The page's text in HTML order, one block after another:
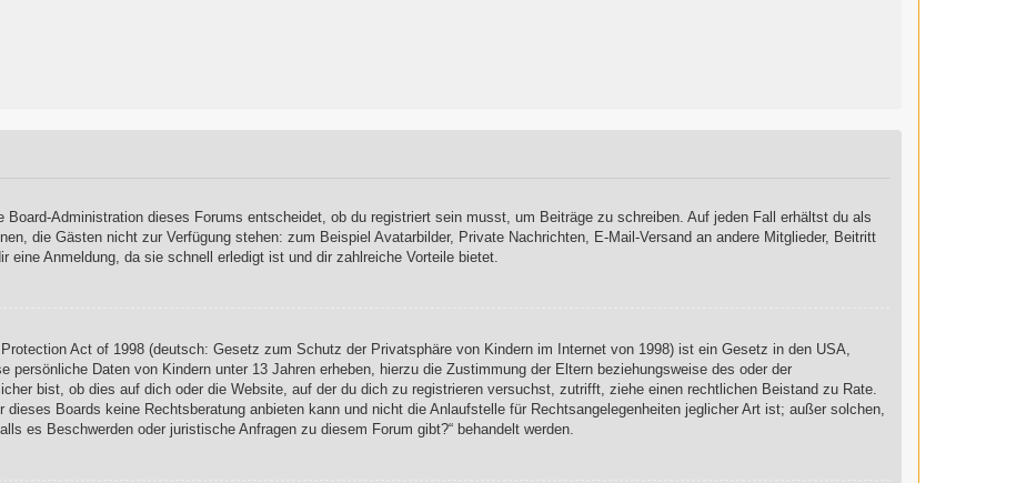
Board-Administration dieses Forums entscheidet, ob du registriert sein musst, um Beiträge zu schreiben. Auf jeden Fall erhältst du als
die Gästen nicht zur Verfügung stehen: zum Beispiel Avatarbilder, Private Nachrichten, E-Mail-Versand an andere Mitglieder, Beitritt
eine Anmeldung, da sie schnell erledigt ist und dir zahlreiche Vorteile bietet.
Act of 1998 (deutsch: Gesetz zum Schutz der Privatsphäre von Kindern im Internet von 1998) ist ein Gesetz in den USA,
Daten von Kindern unter 13 Jahren erheben, hierzu die Zustimmung der Eltern beziehungsweise des oder der
bist, ob dies auf dich oder die Website, auf der du dich zu registrieren versuchst, zutrifft, ziehe einen rechtlichen Beistand zu Rate.
Boards keine Rechtsberatung anbieten kann und nicht die Anlaufstelle für Rechtsangelegenheiten jeglicher Art ist; außer solchen,
es Beschwerden oder juristische Anfragen zu diesem Forum gibt?“ behandelt werden.